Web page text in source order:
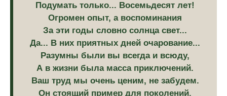
Подумать только... Восемьдесят лет!
Огромен опыт, а воспоминания
За эти годы словно солнца свет...
Да... В них приятных дней очарование...
Разумны были вы всегда и всюду,
А в жизни была масса приключений.
Ваш труд мы очень ценим, не забудем.
Он стоящий пример для поколений.